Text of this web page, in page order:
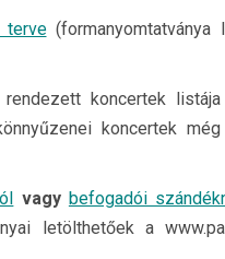
terve(formanyomtatványa
koncertek
koncertek
vagy befogadói
letölthetőek a